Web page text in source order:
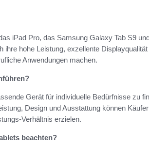
iPad Pro, das Samsung Galaxy Tab S9
hohe Leistung, exzellente
Anwendungen machen.
Gerät für individuelle Bedürfnisse zu
Design und Ausstattung können
Verhältnis erzielen.
beachten?